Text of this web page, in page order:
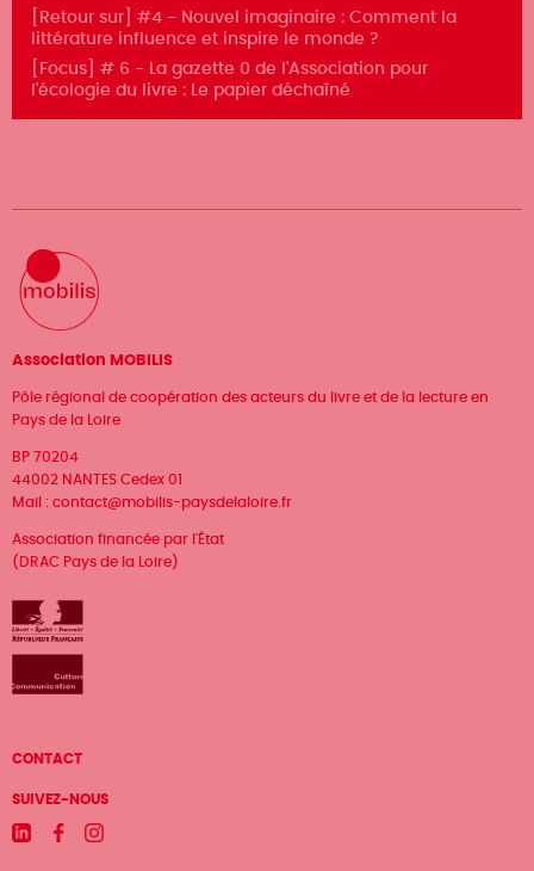
[Retour sur] #4 - Nouvel imaginaire : Comment la
littérature influence et inspire le monde ?
[Focus] # 6 - La gazette 0 de l'Association pour
l'écologie du livre : Le papier déchaîné
Association MOBILIS
Pôle régional de coopération des acteurs du livre et de la lecture en
Pays de la Loire
BP 70204
44002 NANTES Cedex 01
Mail : contact@mobilis-paysdelaloire.fr
Association financée par l'État
(DRAC Pays de la Loire)
Menu
Pied
de
CONTACT
SUIVEZ-NOUS
LinkedinFacebookInstagram